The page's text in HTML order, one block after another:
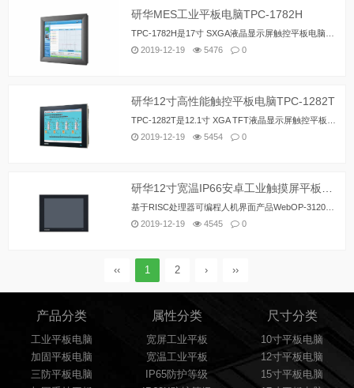
研华MES工业平板电脑TPC-1782H
2019-12-19
5476 0
研华12寸高性能触控平板电脑TPC-1282T
2019-12-19
5454 0
2019-12-19
4545 0
‹‹ 1 2 › ››
产品分类
工业平板电脑
加固平板电脑
三防平板电脑
属性分类
宽屏工业平板
宽温工业平板
IP65防护等级
尺寸分类
10寸平板电脑
12寸平板电脑
15寸平板电脑